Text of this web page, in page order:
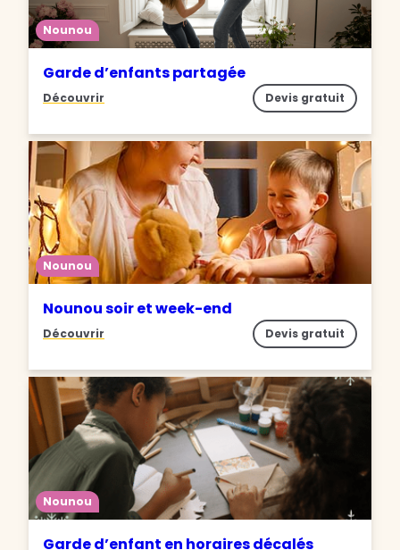
Nounou
Garde d’enfants partagée
Découvrir Devis gratuit
Nounou
Nounou soir et week-end
Découvrir Devis gratuit
Nounou
Garde d’enfant en horaires décalés